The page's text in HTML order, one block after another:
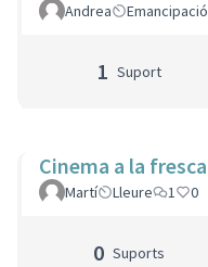
Andrea Emancipació
1 Suport
Cinema a la fresca
Martí Lleure 1 0
0 Suports